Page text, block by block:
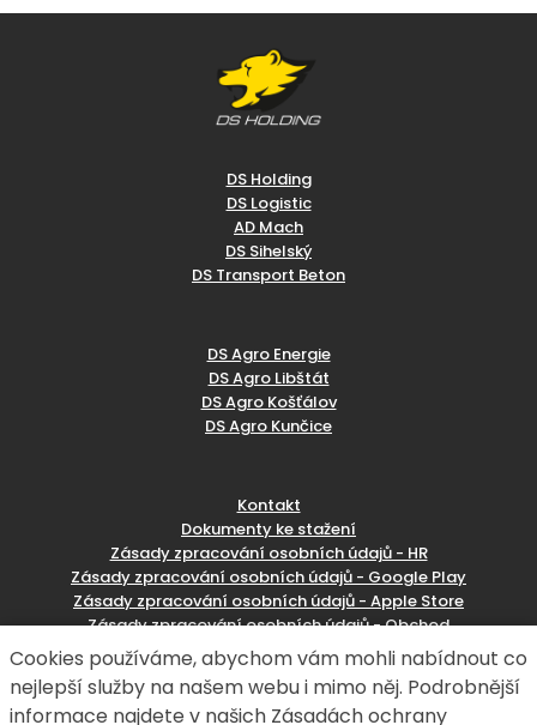
DS Holding
DS Logistic
AD Mach
DS Sihelský
DS Transport Beton
DS Agro Energie
DS Agro Libštát
DS Agro Košťálov
DS Agro Kunčice
Kontakt
Dokumenty ke stažení
Zásady zpracování osobních údajů - HR
Zásady zpracování osobních údajů - Google Play
Zásady zpracování osobních údajů - Apple Store
Zásady zpracování osobních údajů - Obchod
Reklamační formulář
Cookies používáme, abychom vám mohli nabídnout co
nejlepší služby na našem webu i mimo něj. Podrobnější
informace najdete v našich Zásadách ochrany